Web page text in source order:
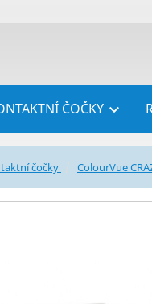

ČOČKY
čočky ColourVue